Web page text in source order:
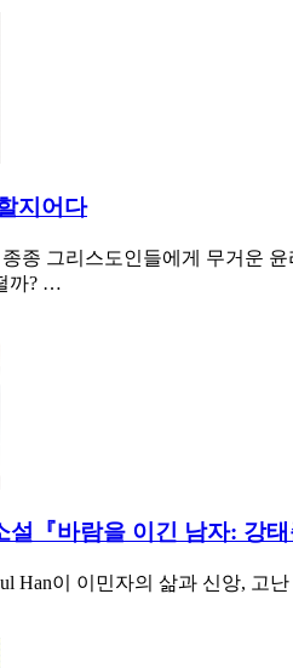
지어다
종 그리스도인들에게 무거운
까? …
설『바람을 이긴 남자: 강
Han이 이민자의 삶과 신앙, 고